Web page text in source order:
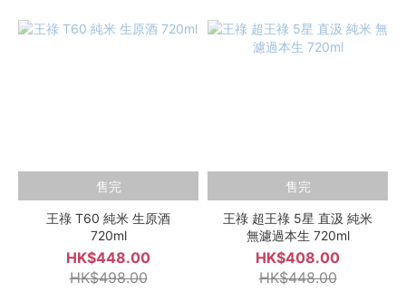
售完
王祿 T60 純米 生原酒
720ml
HK$448.00
HK$498.00
售完
王祿 超王祿 5星 直汲 純米
無濾過本生 720ml
HK$408.00
HK$448.00